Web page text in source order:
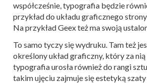
współcześnie, typografia będzie
przykład do układu graficznego
Na przykład Geex też ma swoją
To samo tyczy się wydruku. Tam też
określony układ graficzny, który za
typografia urosła również do rangi
takim ujęciu zajmuje się estetyką